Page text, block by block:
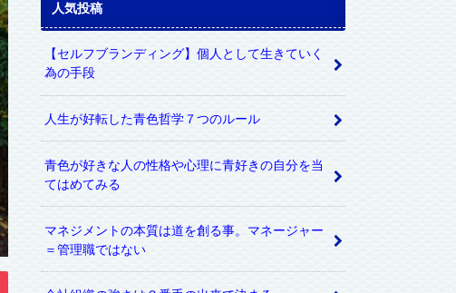
人気投稿
【セルフブランディング】個人として生きていく
為の手段
人生が好転した青色哲学７つのルール
青色が好きな人の性格や心理に青好きの自分を当
てはめてみる
マネジメントの本質は道を創る事。マネージャー
＝管理職ではない